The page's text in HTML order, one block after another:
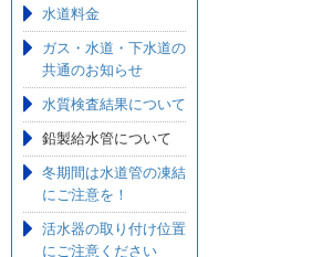
水道料金
ガス・水道・下水道の
共通のお知らせ
水質検査結果について
鉛製給水管について
冬期間は水道管の凍結
にご注意を！
活水器の取り付け位置
にご注意ください